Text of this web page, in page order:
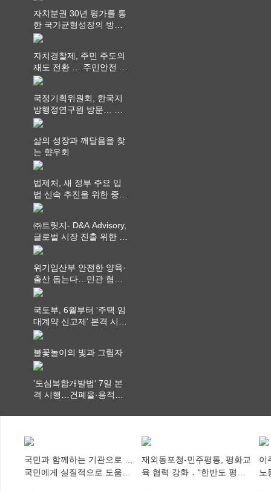
자치분권 30년 평가를 통
한 국가균형성장의 방향
과 과제 논의
자치경찰제, 주민 주도의
재도 전환 … 주민안전 치
안서비스가 최우선 되어
국정기획위원회, 한국지
방행정연구원 방문… 국
가균형성장 논의
삶의 성장과 깨달음을 찾
는 향우회
법제처, 새 정부 주요 입
법 신속 추진을 위한 중앙
부처 법무담당관 회의 개
㈜트릿지- D&A Advisory,
글로벌 시장 진출 위한 전
략적 업무협약 체결
위기임산부 안전한 양육·
출산 돕는다…민관 협력
체계 구축
국토부, 6월부터 '주택 임
대계약 신고제' 본격 시
행…실거래가 투명화 기
불꽃놀이의 빛과 그림자
'도심복합개발법' 7일 본
격 시행…건폐율·용적률
국민과 함께하는 기관으로 …
국민에게 실질적으로 도움이
재외동포청-민주평통, 평화교
육 협력 강화 ․ “한반도 평화,
이
노